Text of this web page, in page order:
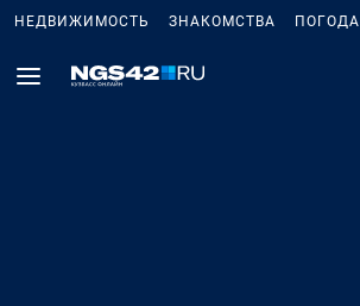
НЕДВИЖИМОСТЬ ЗНАКОМСТВА ПОГОДА